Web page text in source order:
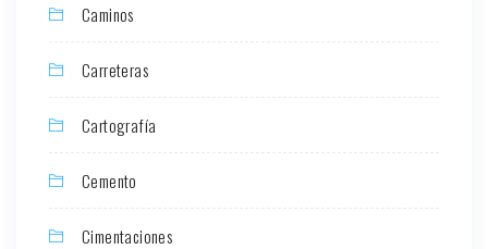
Caminos
Carreteras
Cartografía
Cemento
Cimentaciones